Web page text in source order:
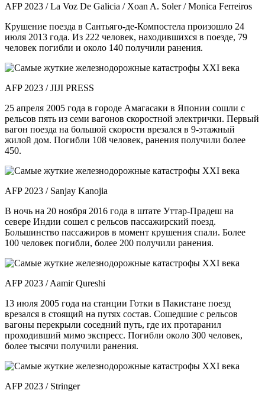
AFP 2023 / La Voz De Galicia / Xoan A. Soler / Monica Ferreiros
Крушение поезда в Сантьяго-де-Компостела произошло 24
июля 2013 года. Из 222 человек, находившихся в поезде, 79
человек погибли и около 140 получили ранения.
AFP 2023 / JIJI PRESS
25 апреля 2005 года в городе Амагасаки в Японии сошли с
рельсов пять из семи вагонов скоростной электрички. Первый
вагон поезда на большой скорости врезался в 9-этажный
жилой дом. Погибли 108 человек, ранения получили более
450.
AFP 2023 / Sanjay Kanojia
В ночь на 20 ноября 2016 года в штате Уттар-Прадеш на
севере Индии сошел с рельсов пассажирский поезд.
Большинство пассажиров в момент крушения спали. Более
100 человек погибли, более 200 получили ранения.
AFP 2023 / Aamir Qureshi
13 июля 2005 года на станции Готки в Пакистане поезд
врезался в стоящий на путях состав. Сошедшие с рельсов
вагоны перекрыли соседний путь, где их протаранил
проходивший мимо экспресс. Погибли около 300 человек,
более тысячи получили ранения.
AFP 2023 / Stringer